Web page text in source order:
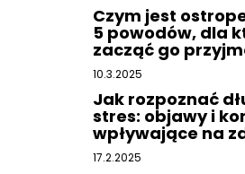
Czym jest
5 powodów, dla
zacząć go
10.3.2025
Jak rozpoznać
stres: objawy i
wpływające na
17.2.2025